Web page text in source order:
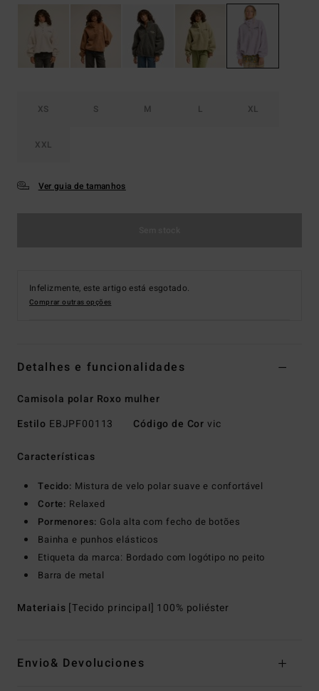
XS S M L XL
XXL
Ver guia de tamanhos
Infelizmente, este artigo está esgotado.
Comprar outras opções
Detalhes e funcionalidades
Camisola polar Roxo mulher
Estilo EBJPF00113 Código de Cor vic
Características
Tecido: Mistura de velo polar suave e confortável
Corte: Relaxed
Pormenores: Gola alta com fecho de botões
Bainha e punhos elásticos
Etiqueta da marca: Bordado com logótipo no peito
Barra de metal
Materiais [Tecido principal] 100% poliéster
Envio& Devoluciones